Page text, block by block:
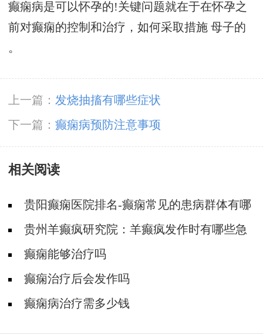
癫痫病是可以怀孕的!关键问题就在于在怀孕之
前对癫痫的控制和治疗，如何采取措施 母子的
。
上一篇： 发烧抽搐有哪些症状
下一篇： 癫痫病预防注意事项
相关阅读
贵阳癫痫医院排名-癫痫常见的患病群体有哪
些？贵州羊癫疯研究院：羊癫疯发作时有哪些急
救措施要做呢？
癫痫能够治疗吗
癫痫治疗后会发作吗
癫痫病治疗需多少钱